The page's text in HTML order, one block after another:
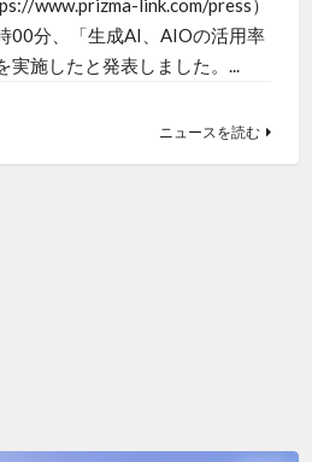
www.prizma-link.com/press）
00分、「生成AI、AIOの活用率
実施したと発表しました。...
ニュースを読む